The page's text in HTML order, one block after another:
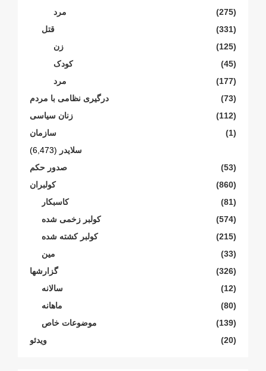
مرد
(275)
قتل
(331)
زن
(125)
کودک
(45)
مرد
(177)
درگیری نظامی با مردم
(73)
زنان سیاسی
(112)
سازمان
(1)
سلایدر (6,473)
صدور حکم
(53)
کولبران
(860)
کاسبکار
(81)
کولبر زخمی شدە
(574)
کولبر کشتە شدە
(215)
مین
(33)
گزارشها
(326)
سالانە
(12)
ماهانە
(80)
موضوعات خاص
(139)
ویدئو
(20)